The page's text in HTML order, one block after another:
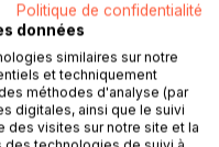
Politique de confidentialité
données
similaires sur notre
et techniquement
méthodes d'analyse (par
digitales, ainsi que le suivi
des visites sur notre site et la